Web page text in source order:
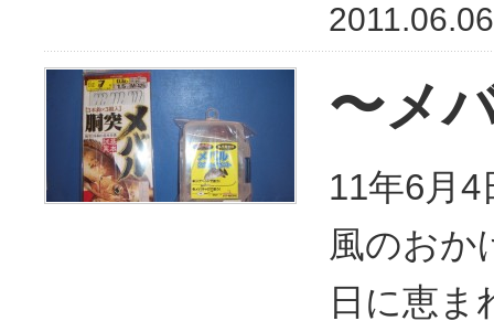
2011.06.06
〜メ
11年6月
風のおか
日に恵ま